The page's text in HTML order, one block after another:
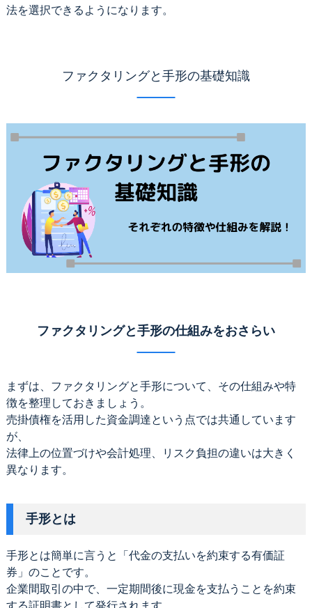
法を選択できるようになります。
ファクタリングと手形の基礎知識
ファクタリングと手形の仕組みをおさらい
まずは、ファクタリングと手形について、その仕組みや特
徴を整理しておきましょう。
売掛債権を活用した資金調達という点では共通しています
が、
法律上の位置づけや会計処理、リスク負担の違いは大きく
異なります。
手形とは
手形とは簡単に言うと「代金の支払いを約束する有価証
券」のことです。
企業間取引の中で、一定期間後に現金を支払うことを約束
する証明書として発行されます。